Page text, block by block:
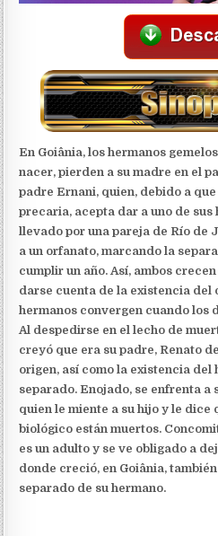
En Goiânia, los hermanos
nacer, pierden a su madre en el
padre Ernani, quien, debido a
precaria, acepta dar a uno de
llevado por una pareja de Río de
a un orfanato, marcando la
cumplir un año. Así, ambos
darse cuenta de la existencia del
hermanos convergen cuando los
Al despedirse en el lecho de
creyó que era su padre, Renato
origen, así como la existencia del
separado. Enojado, se enfrenta
quien le miente a su hijo y le dice
biológico están muertos.
es un adulto y se ve obligado a
donde creció, en Goiânia,
separado de su hermano.